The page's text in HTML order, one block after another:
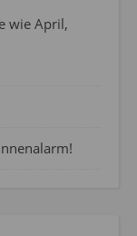
wie April,